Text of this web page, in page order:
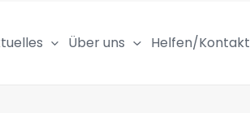
Über uns Helfen/Kontakt